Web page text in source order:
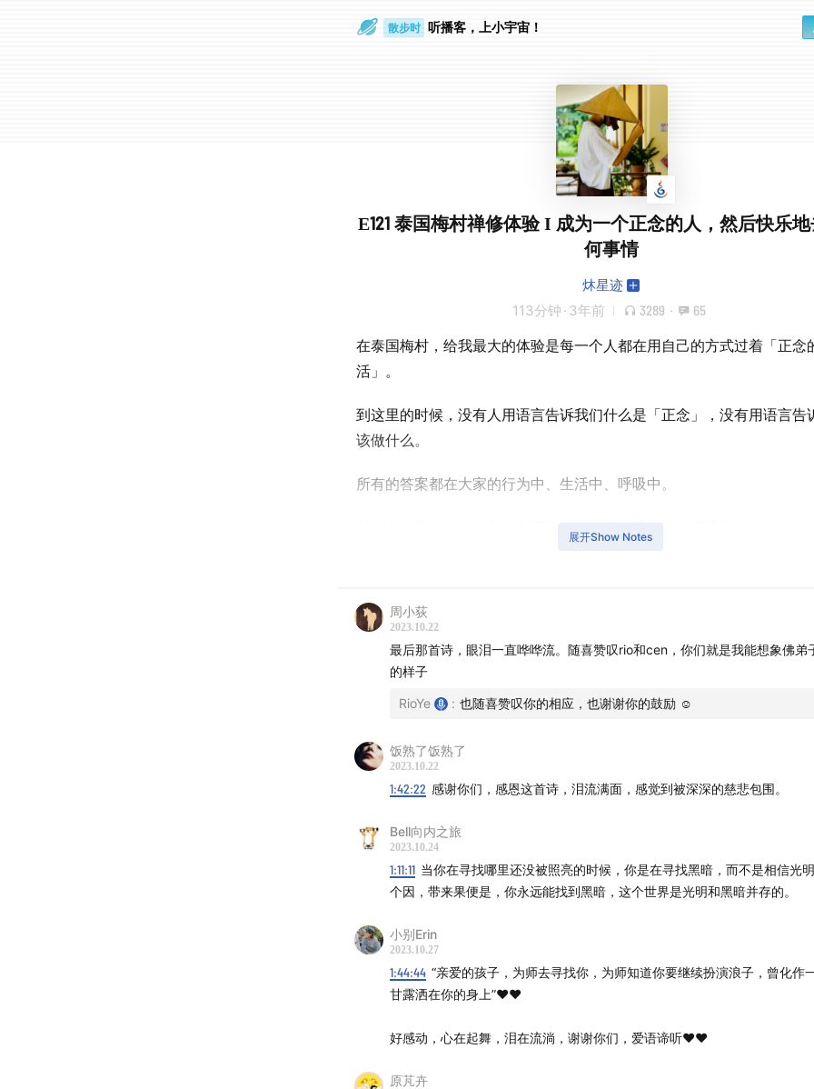
散步时
通勤路上
听播客，上小宇宙！
E121 泰国梅村禅修体验 I 成为一个正念的人，然后快乐
何事情
炑星迹
113分钟 · 3年前 3289 · 65
在泰国梅村，给我最大的体验是每一个人都在用自己的方式过着「正念
活」。
到这里的时候，没有人用语言告诉我们什么是「正念」，没有用语言告
该做什么。
所有的答案都在大家的行为中、生活中、呼吸中。
我们在这里发生了很多神奇而奇妙的事情，遇到了很多累世的朋友。
土地吸收了阳光的温度，当我光脚接触到土地的时候，感受到了泥土混
的温度，从我的脚底缓缓地温暖到我的心。
爱是这里的通用「语言」，无关乎物种、性别、国籍、职业、身份。
感恩一切，祝福大家。
感恩梅村的体验。
展开Show Notes
周小荻
2023.10.22
最后那首诗，眼泪一直哗哗流。随喜赞叹rio和cen，你们就是我能想象佛弟
的样子
RioYe : 也随喜赞叹你的相应，也谢谢你的鼓励 ☺️
饭熟了饭熟了
2023.10.22
1:42:22 感谢你们，感恩这首诗，泪流满面，感觉到被深深的慈悲包围。
Bell向内之旅
2023.10.24
1:11:11 当你在寻找哪里还没被照亮的时候，你是在寻找黑暗，而不是相信光
个因，带来果便是，你永远能找到黑暗，这个世界是光明和黑暗并存的。
小别Erin
2023.10.27
1:44:44 “亲爱的孩子，为师去寻找你，为师知道你要继续扮演浪子，曾化作
甘露洒在你的身上”❤️❤️
好感动，心在起舞，泪在流淌，谢谢你们，爱语谛听❤️❤️
原芃卉